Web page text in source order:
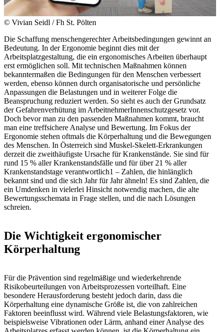
© Vivian Seidl / Fh St. Pölten
Die Schaffung menschengerechter Arbeitsbedingungen gewinnt an
Bedeutung. In der Ergonomie beginnt dies mit der
Arbeitsplatzgestaltung, die ein ergonomisches Arbeiten überhaupt
erst ermöglichen soll. Mit technischen Maßnahmen können
bekanntermaßen die Bedingungen für den Menschen verbessert
werden, ebenso können durch organisatorische und persönliche
Anpassungen die Belastungen und in weiterer Folge die
Beanspruchung reduziert werden. So sieht es auch der Grundsatz
der Gefahrenverhütung im ArbeitnehmerInnenschutzgesetz vor.
Doch bevor man zu den passenden Maßnahmen kommt, braucht
man eine treffsichere Analyse und Bewertung. Im Fokus der
Ergonomie stehen oftmals die Körperhaltung und die Bewegungen
des Menschen. In Österreich sind Muskel-Skelett-Erkrankungen
derzeit die zweithäufigste Ursache für Krankenstände. Sie sind für
rund 15 % aller Krankenstandsfälle und für über 21 % aller
Krankenstandstage verantwortlich1 – Zahlen, die hinlänglich
bekannt sind und die sich Jahr für Jahr ähneln! Es sind Zahlen, die
ein Umdenken in vielerlei Hinsicht notwendig machen, die alte
Bewertungsschemata in Frage stellen, und die nach Lösungen
schreien.
Die Wichtigkeit ergonomischer
Körperhaltung
Für die Prävention sind regelmäßige und wiederkehrende
Risikobeurteilungen von Arbeitsprozessen vorteilhaft. Eine
besondere Herausforderung besteht jedoch darin, dass die
Körperhaltung eine dynamische Größe ist, die von zahlreichen
Faktoren beeinflusst wird. Während viele Belastungsfaktoren, wie
beispielsweise Vibrationen oder Lärm, anhand einer Analyse des